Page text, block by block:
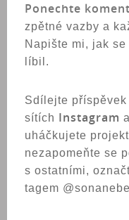
Ponechte
zpětné vazby a
Napište mi, jak
líbil.
Sdílejte
sítích Instagram a
uháčkujete
nezapomeňte se
s ostatními,
tagem